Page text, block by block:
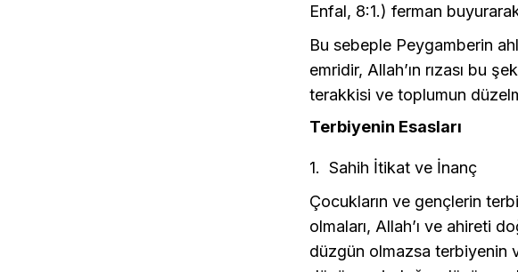
Enfal, 8:1.) ferman
Bu sebeple Peygamberin
emridir, Allah’ın rızası bu
terakkisi ve toplumun
Terbiyenin Esasları
1. Sahih İtikat ve İnanç
Çocukların ve gençlerin
olmaları, Allah’ı ve ahireti
düzgün olmazsa terbiyenin